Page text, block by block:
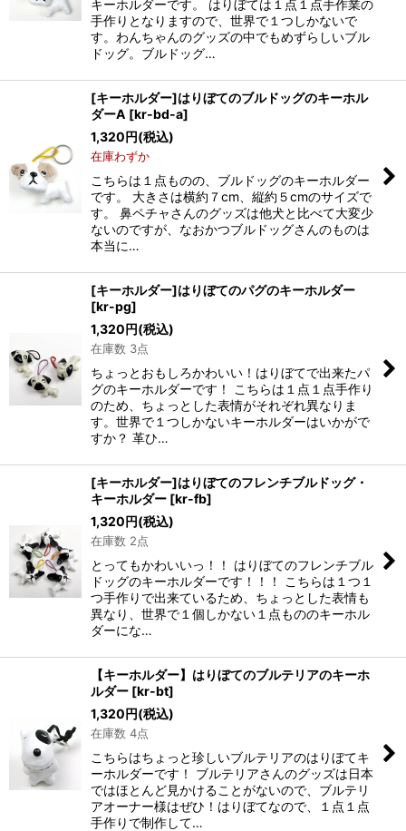
キーホルダーです。 はりぼては１点１点手作業の
手作りとなりますので、世界で１つしかないで
す。わんちゃんのグッズの中でもめずらしいブル
ドッグ。ブルドッグ…
[キーホルダー]はりぼてのブルドッグのキーホル
ダーA [kr-bd-a]
1,320円(税込)
在庫わずか
こちらは１点ものの、ブルドッグのキーホルダー
です。 大きさは横約７cm、縦約５cmのサイズで
す。 鼻ペチャさんのグッズは他犬と比べて大変少
ないのですが、なおかつブルドッグさんのものは
本当に…
[キーホルダー]はりぼてのパグのキーホルダー
[kr-pg]
1,320円(税込)
在庫数 3点
ちょっとおもしろかわいい！はりぼてで出来たパ
グのキーホルダーです！ こちらは１点１点手作り
のため、ちょっとした表情がそれぞれ異なりま
す。世界で１つしかないキーホルダーはいかがで
すか？ 革ひ…
[キーホルダー]はりぼてのフレンチブルドッグ・
キーホルダー [kr-fb]
1,320円(税込)
在庫数 2点
とってもかわいいっ！！ はりぼてのフレンチブル
ドッグのキーホルダーです！！！ こちらは１つ１
つ手作りで出来ているため、ちょっとした表情も
異なり、世界で１個しかない１点もののキーホル
ダーにな…
【キーホルダー】はりぼてのブルテリアのキーホ
ルダー [kr-bt]
1,320円(税込)
在庫数 4点
こちらはちょっと珍しいブルテリアのはりぼてキ
ーホルダーです！ ブルテリアさんのグッズは日本
ではほとんど見かけることがないので、ブルテリ
アオーナー様はぜひ！はりぼてなので、１点１点
手作りで制作して…